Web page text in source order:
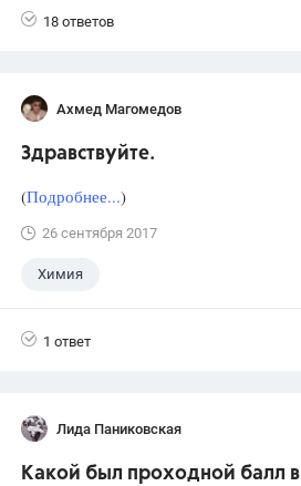
18 ответов
Ахмед Магомедов
Здравствуйте.
(Подробнее...)
26 сентября 2017
Химия
1 ответ
Лида Паниковская
Какой был проходной балл в